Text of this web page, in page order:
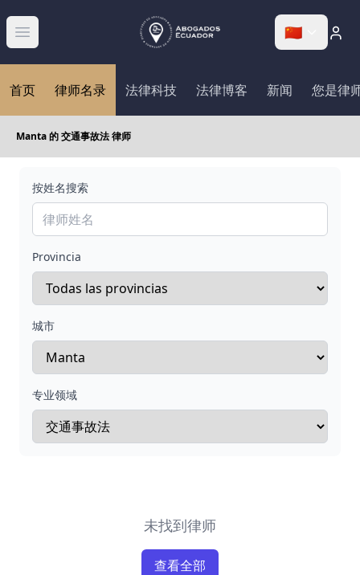
Abrir menú 🇨🇳
首页 律师名录 法律科技 法律博客 新闻 您是律
Manta 的 交通事故法 律师
按姓名搜索
Provincia
城市
专业领域
未找到律师
查看全部